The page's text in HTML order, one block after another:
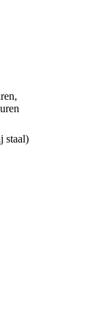
,
staal)